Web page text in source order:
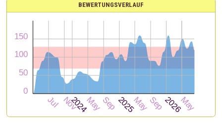
BEWERTUNGSVERLAUF